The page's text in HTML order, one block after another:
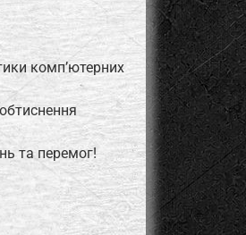
комп’ютерних
та перемог!